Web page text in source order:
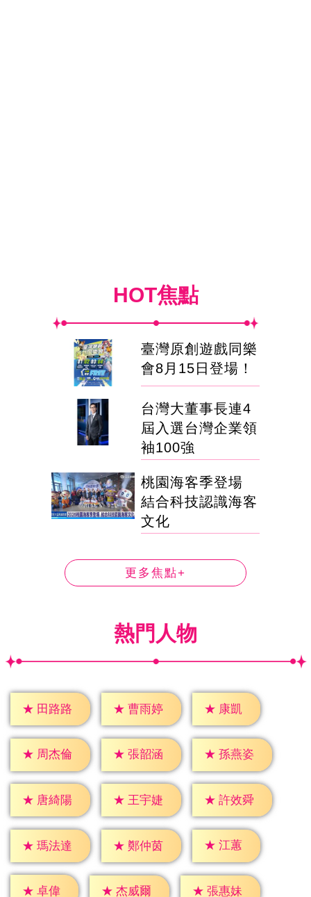
HOT焦點
臺灣原創遊戲同樂
會8月15日登場！
台灣大董事長連4
屆入選台灣企業領
袖100強
桃園海客季登場
結合科技認識海客
文化
更多焦點+
熱門人物
★ 田路路 ★ 曹雨婷 ★ 康凱
★ 周杰倫 ★ 張韶涵 ★ 孫燕姿
★ 唐綺陽 ★ 王宇婕 ★ 許效舜
★ 瑪法達 ★ 鄭仲茵 ★ 江蕙
★ 卓偉 ★ 杰威爾 ★ 張惠妹